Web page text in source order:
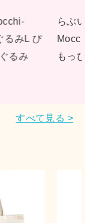
ず Mocchi-
ぬいぐるみL す
いぐるみ
すべて見る >